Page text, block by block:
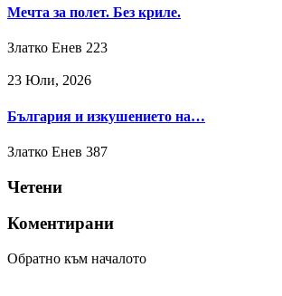
Мечта за полет. Без криле.
Златко Енев 223
23 Юли, 2026
България и изкушението на…
Златко Енев 387
Четени
Коментирани
Обратно към началото